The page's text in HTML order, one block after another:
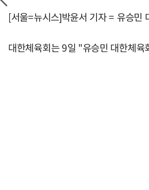
[서울=뉴시스]박윤서 기자 = 유승민
대한체육회는 9일 "유승민 대한체